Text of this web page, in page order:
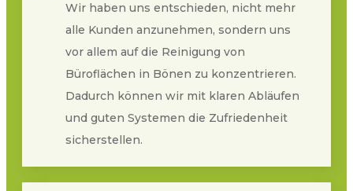
Wir haben uns entschieden, nicht mehr
alle Kunden anzunehmen, sondern uns
vor allem auf die Reinigung von
Büroflächen in Bönen zu konzentrieren.
Dadurch können wir mit klaren Abläufen
und guten Systemen die Zufriedenheit
sicherstellen.